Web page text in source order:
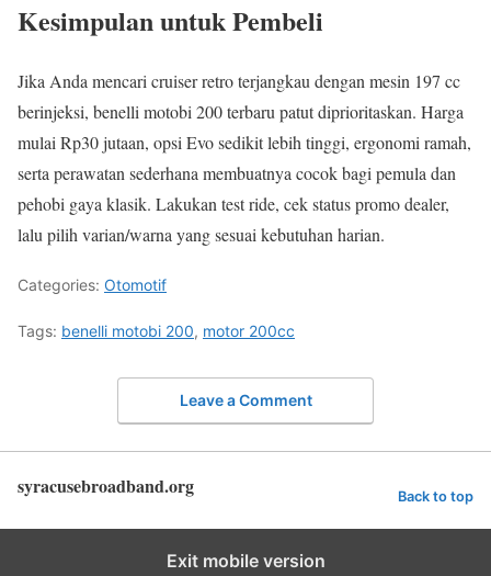
Kesimpulan untuk Pembeli
Jika Anda mencari cruiser retro terjangkau dengan mesin 197 cc
berinjeksi, benelli motobi 200 terbaru patut diprioritaskan. Harga
mulai Rp30 jutaan, opsi Evo sedikit lebih tinggi, ergonomi ramah,
serta perawatan sederhana membuatnya cocok bagi pemula dan
pehobi gaya klasik. Lakukan test ride, cek status promo dealer,
lalu pilih varian/warna yang sesuai kebutuhan harian.
Categories: Otomotif
Tags: benelli motobi 200, motor 200cc
Leave a Comment
syracusebroadband.org Back to top
Exit mobile version